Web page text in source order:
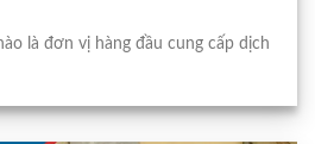
là đơn vị hàng đầu cung cấp dịch